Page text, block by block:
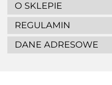
O SKLEPIE
REGULAMIN
DANE ADRESOWE